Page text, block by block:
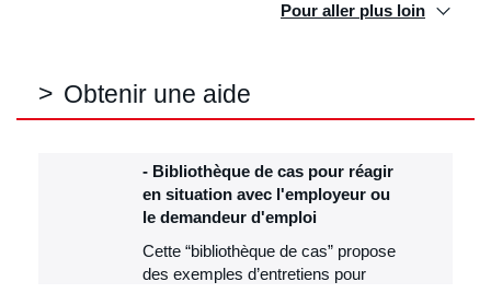
Pour aller plus loin
Obtenir une aide
Bibliothèque de cas pour réagir
en situation avec l'employeur ou
le demandeur d'emploi
Cette “bibliothèque de cas” propose
des exemples d’entretiens pour